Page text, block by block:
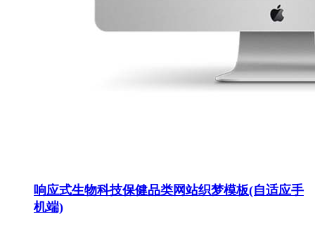
响应式生物科技保健品类网站织梦模板(自适应手
机端)